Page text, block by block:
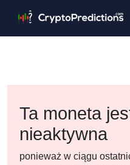
Ta moneta
nieaktywna
ponieważ w ciągu